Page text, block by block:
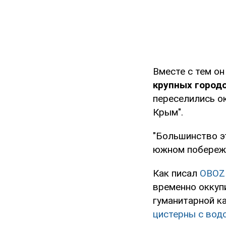
Вместе с тем
крупных
переселились
Крым".
"Большинство
южном
Как писал
временно
гуманитарной
цистерны с